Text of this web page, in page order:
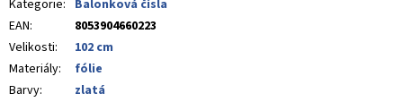
Kategorie: Balonková čísla
EAN:
8053904660223
Velikosti:
102 cm
Materiály:
fólie
Barvy:
zlatá